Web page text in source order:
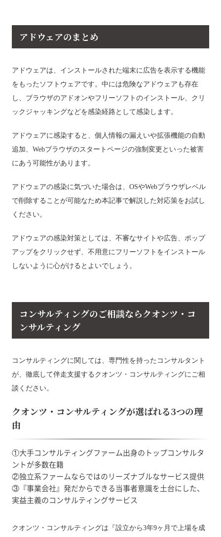
アドウェアのまとめ
アドウェアは、インストールされた端末に広告を表示する機能
をもったソフトウェアです。中には危険なアドウェアも存在
し、ブラウザのアドオンやフリーソフトのインストール、クリ
ックジャッキングなどを感染経路として感染します。
アドウェアに感染すると、個人情報の漏えいや拡張機能の自動
追加、Webブラウザのスタートページの強制変更といった被害
にあう可能性があります。
アドウェアの感染に気づいた場合は、OSやWebブラウザレベル
で削除することが可能なため本記事で解説した対応策をお試し
ください。
アドウェアの感染対策としては、不審なサイトや広告、ポップ
アップをクリックせず、不用意にフリーソフトをインストール
しないように心がけるとよいでしょう。
コンサルティングのご相談ならクオンツ・コ
ンサルティング
コンサルティングに関しては、専門性を持ったコンサルタント
が、徹底して伴走支援するクオンツ・コンサルティングにご相
談ください。
クオンツ・コンサルティングが選ばれる3つの理
由
①大手コンサルティングファーム出身のトップコンサルタ
ントが多数在籍
②独立系ファームならではのリーズナブルなサービス提供
③『事業会社』発だからできる当事者意識を土台にした、
実益主義のコンサルティングサービス
クオンツ・コンサルティングは『設立から3年9ヶ月で上場を成